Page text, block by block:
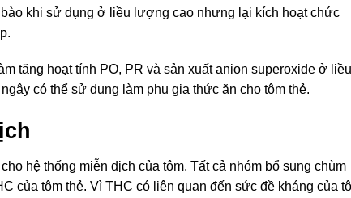
khi sử dụng ở liều lượng cao nhưng lại kích hoạt chức
tăng hoạt tính PO, PR và sản xuất anion superoxide ở liều
có thể sử dụng làm phụ gia thức ăn cho tôm thẻ.
hệ thống miễn dịch của tôm. Tất cả nhóm bổ sung chùm
của tôm thẻ. Vì THC có liên quan đến sức đề kháng của